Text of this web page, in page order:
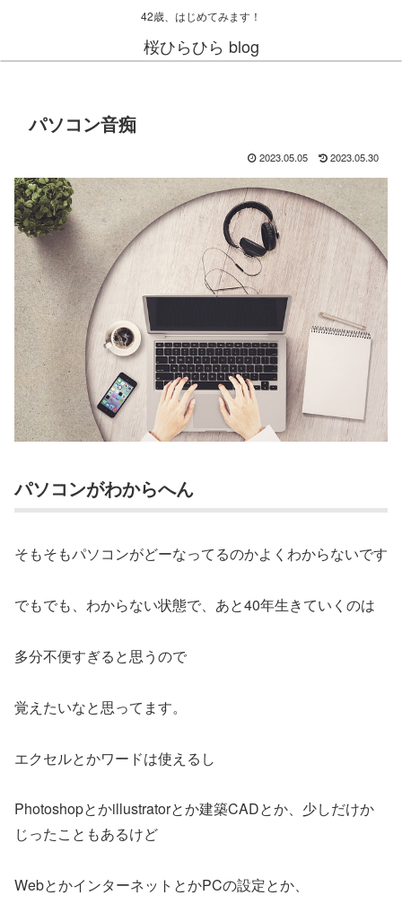
42歳、はじめてみます！
桜ひらひら blog
パソコン音痴
2023.05.05 2023.05.30
パソコンがわからへん
そもそもパソコンがどーなってるのかよくわからないです
でもでも、わからない状態で、あと40年生きていくのは
多分不便すぎると思うので
覚えたいなと思ってます。
エクセルとかワードは使えるし
Photoshopとかillustratorとか建築CADとか、少しだけか
じったこともあるけど
WebとかインターネットとかPCの設定とか、